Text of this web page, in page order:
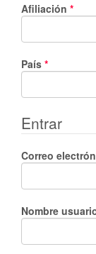
Afiliación *
País *Obligatorio
Entrar
Correo
Nombre